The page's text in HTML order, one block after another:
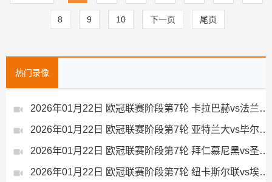
迷圈里炸开了锅
个球？ 愿意放人
8 9 10 下一页 尾页
热门录像
2026年01月22日 欧冠联赛阶段第7轮 卡拉巴赫vs法兰克福 全场录像
2026年01月22日 欧冠联赛阶段第7轮 亚特兰大vs毕尔巴鄂竞技 全场录像
2026年01月22日 欧冠联赛阶段第7轮 拜仁慕尼黑vs圣吉罗斯 全场录像
2026年01月22日 欧冠联赛阶段第7轮 纽卡斯尔联vs埃因霍温 全场录像